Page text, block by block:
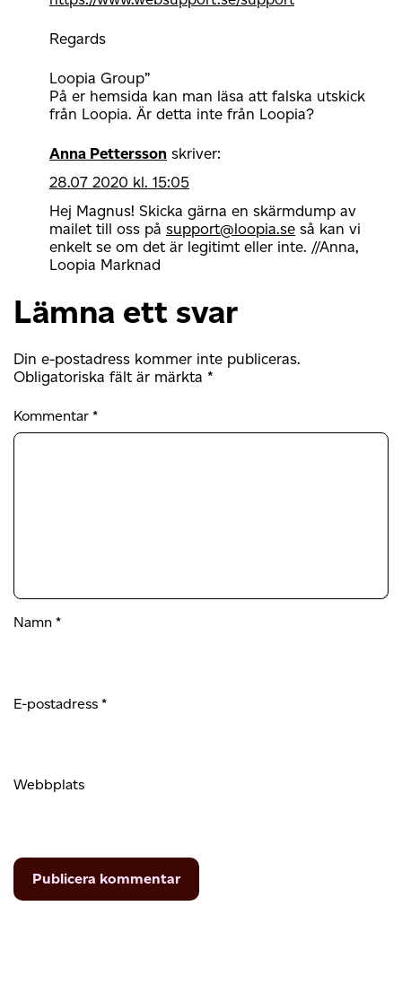
Regards
Loopia Group”
På er hemsida kan man läsa att falska utskick
från Loopia. Är detta inte från Loopia?
Anna Pettersson skriver:
28.07 2020 kl. 15:05
Hej Magnus! Skicka gärna en skärmdump av
mailet till oss på support@loopia.se så kan vi
enkelt se om det är legitimt eller inte. //Anna,
Loopia Marknad
Lämna ett svar
Din e-postadress kommer inte publiceras.
Obligatoriska fält är märkta *
Kommentar *
Namn *
E-postadress *
Webbplats